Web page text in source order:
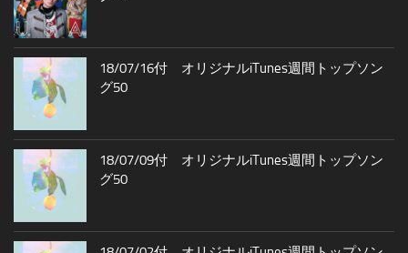
18/07/16付 オリジナルiTunes週間トップソン
グ50
18/07/09付 オリジナルiTunes週間トップソン
グ50